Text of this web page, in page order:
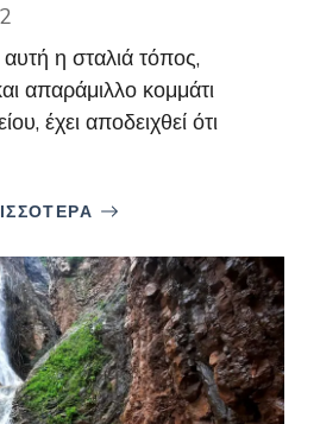
η σταλιά τόπος,
απαράμιλλο κομμάτι
έχει αποδειχθεί ότι